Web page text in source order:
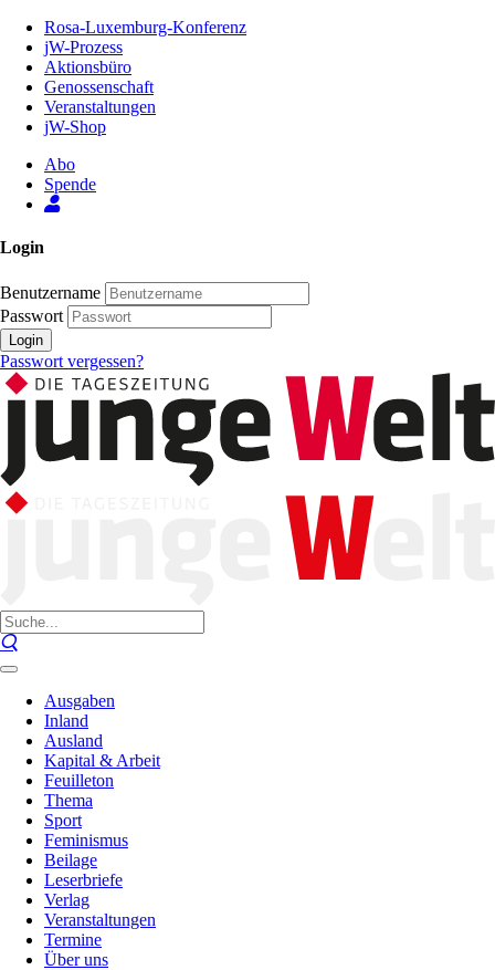
Inhalt
Seite
Rosa-Luxemburg-Konferenz
jW-Prozess
Aktionsbüro
Genossenschaft
Veranstaltungen
jW-Shop
Abo
Spende
Login
Benutzername
Passwort
Login
Passwort vergessen?
Ausgaben
Inland
Ausland
Kapital & Arbeit
Feuilleton
Thema
Sport
Feminismus
Beilage
Leserbriefe
Verlag
Veranstaltungen
Termine
Über uns